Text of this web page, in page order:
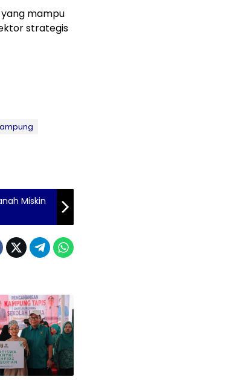
mampu
strategis
Miskin